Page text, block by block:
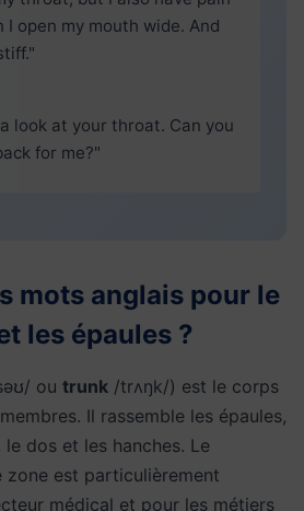
I open my mouth wide. And
look at your throat. Can you
for me?"
mots anglais pour le
les épaules ?
ou trunk /trʌŋk/) est le corps
Il rassemble les épaules,
dos et les hanches. Le
est particulièrement
médical et pour les métiers